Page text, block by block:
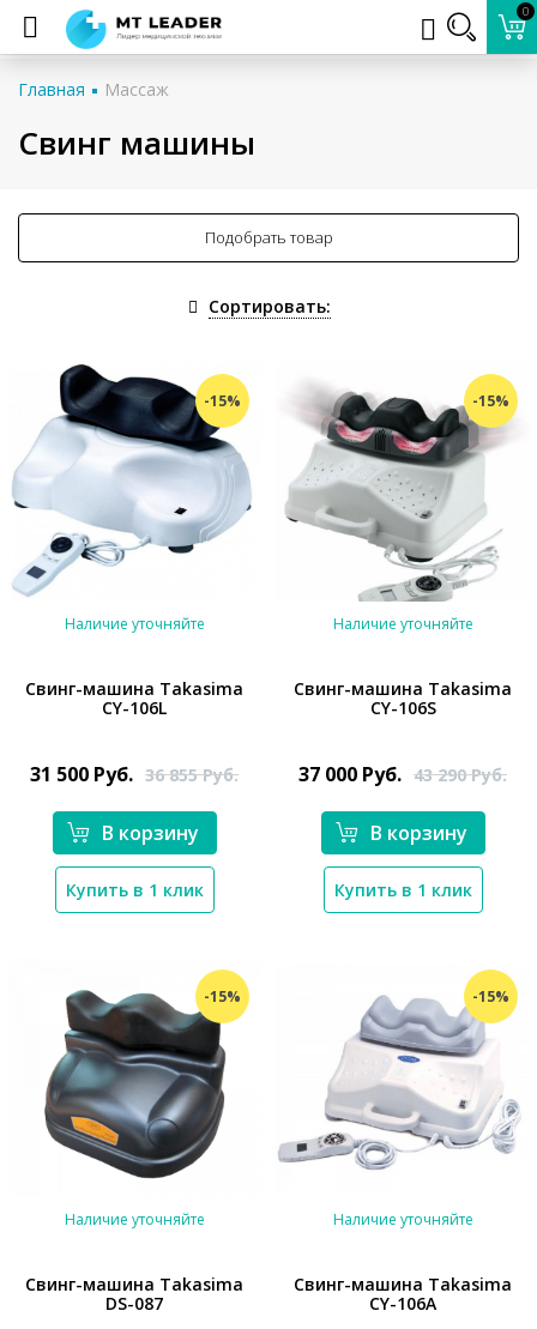
0
Главная Массаж
Свинг машины
Подобрать товар
Сортировать:
-15%
Наличие уточняйте
Свинг-машина Takasima
CY-106L
31 500 Руб. 36 855Руб.
В корзину
Купить в 1 клик
-15%
Наличие уточняйте
Свинг-машина Takasima
CY-106S
37 000 Руб. 43 290Руб.
В корзину
Купить в 1 клик
-15%
Наличие уточняйте
Свинг-машина Takasima
DS-087
-15%
*}
Наличие уточняйте
Свинг-машина Takasima
CY-106А